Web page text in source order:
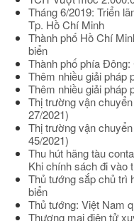
Tháng 6/2019: Triển
Tp. Hồ Chí Minh
Thành phố Hồ Chí
biển
Thành phố phía
Thêm nhiều giải pháp
Thêm nhiều giải pháp
Thị trường vận
27/2021)
Thị trường vận
45/2021)
Thu hút hãng tàu
Khi chính sách đi vào
Thủ tướng sắp chủ trì
biển
Thủ tướng: Việt Nam
Thương mại điện tử